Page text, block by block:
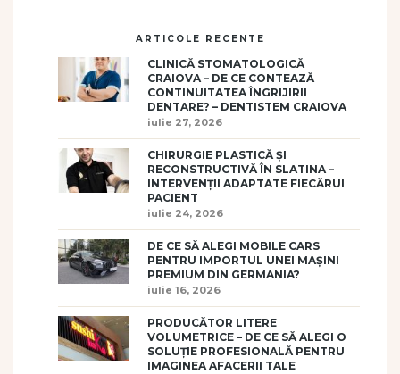
ARTICOLE RECENTE
CLINICĂ STOMATOLOGICĂ
CRAIOVA – DE CE CONTEAZĂ
CONTINUITATEA ÎNGRIJIRII
DENTARE? – DENTISTEM CRAIOVA
iulie 27, 2026
CHIRURGIE PLASTICĂ ȘI
RECONSTRUCTIVĂ ÎN SLATINA –
INTERVENȚII ADAPTATE FIECĂRUI
PACIENT
iulie 24, 2026
DE CE SĂ ALEGI MOBILE CARS
PENTRU IMPORTUL UNEI MAȘINI
PREMIUM DIN GERMANIA?
iulie 16, 2026
PRODUCĂTOR LITERE
VOLUMETRICE – DE CE SĂ ALEGI O
SOLUȚIE PROFESIONALĂ PENTRU
IMAGINEA AFACERII TALE